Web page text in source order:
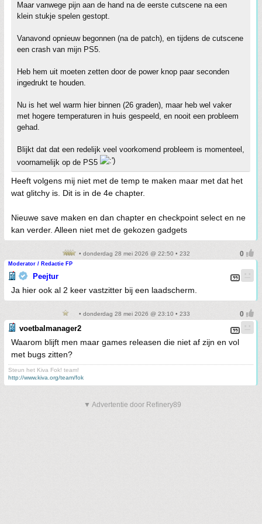
Maar vanwege pijn aan de hand na de eerste cutscene na een
klein stukje spelen gestopt.
Vanavond opnieuw begonnen (na de patch), en tijdens de cutscene
een crash van mijn PS5.
Heb hem uit moeten zetten door de power knop paar seconden
ingedrukt te houden.
Nu is het wel warm hier binnen (26 graden), maar heb wel vaker
met hogere temperaturen in huis gespeeld, en nooit een probleem
gehad.
Blijkt dat dat een redelijk veel voorkomend probleem is momenteel,
voornamelijk op de PS5
Heeft volgens mij niet met de temp te maken maar met dat het
wat glitchy is. Dit is in de 4e chapter.
Nieuwe save maken en dan chapter en checkpoint select en ne
kan verder. Alleen niet met de gekozen gadgets
• donderdag 28 mei 2026 @ 22:50 • 232
Moderator / Redactie FP
Peejtur
Ja hier ook al 2 keer vastzitter bij een laadscherm.
• donderdag 28 mei 2026 @ 23:10 • 233
voetbalmanager2
Waarom blijft men maar games releasen die niet af zijn en vol
met bugs zitten?
Steun het Kiva Fok! team!
http://www.kiva.org/team/fok
▼ Advertentie door Refinery89